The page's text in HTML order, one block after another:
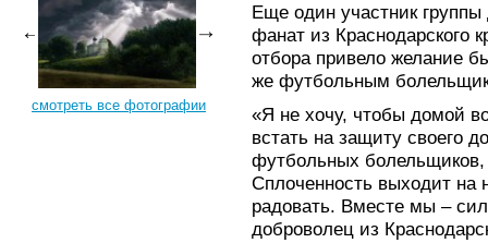
смотреть все фотографии
Еще один участник
фанат из Краснодарского
отбора привело желание
же футбольным
«Я не хочу, чтобы домой
встать на защиту своего
футбольных болельщиков,
Сплоченность выходит на
радовать. Вместе мы –
доброволец из